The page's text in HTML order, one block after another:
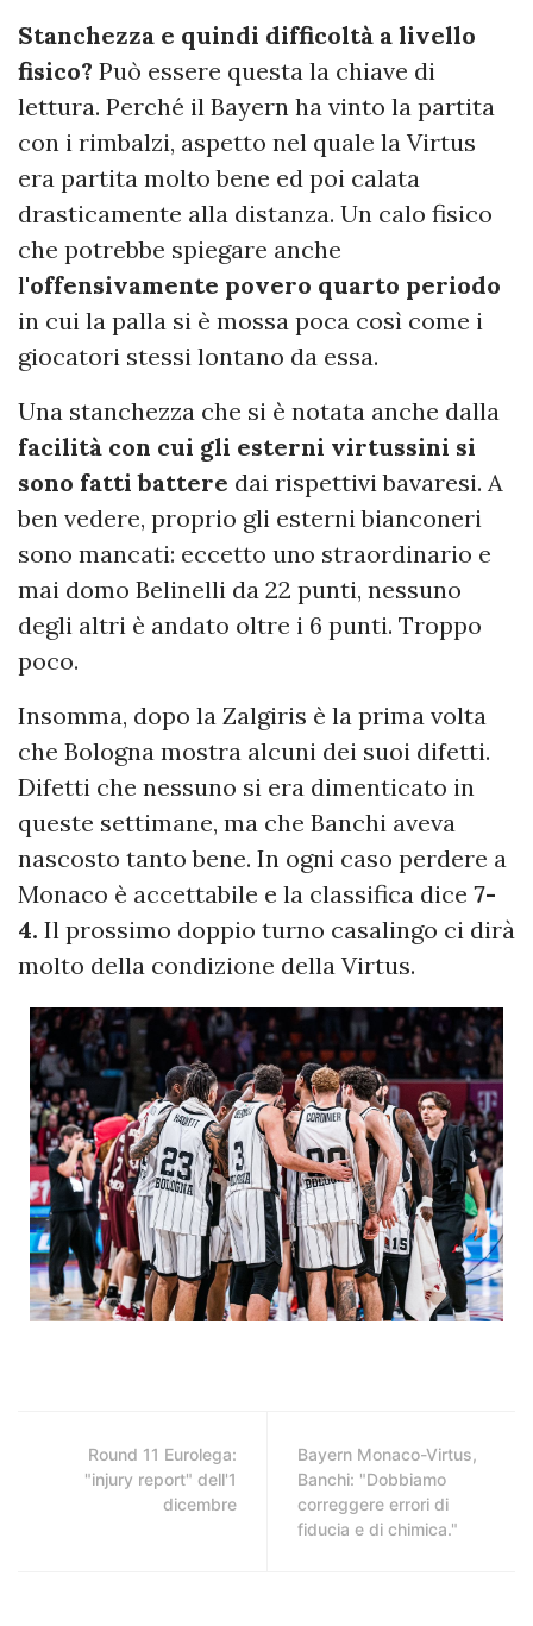
Stanchezza e quindi difficoltà a livello
fisico? Può essere questa la chiave di
lettura. Perché il Bayern ha vinto la partita
con i rimbalzi, aspetto nel quale la Virtus
era partita molto bene ed poi calata
drasticamente alla distanza. Un calo fisico
che potrebbe spiegare anche
l'offensivamente povero quarto periodo
in cui la palla si è mossa poca così come i
giocatori stessi lontano da essa.
Una stanchezza che si è notata anche dalla
facilità con cui gli esterni virtussini si
sono fatti battere dai rispettivi bavaresi. A
ben vedere, proprio gli esterni bianconeri
sono mancati: eccetto uno straordinario e
mai domo Belinelli da 22 punti, nessuno
degli altri è andato oltre i 6 punti. Troppo
poco.
Insomma, dopo la Zalgiris è la prima volta
che Bologna mostra alcuni dei suoi difetti.
Difetti che nessuno si era dimenticato in
queste settimane, ma che Banchi aveva
nascosto tanto bene. In ogni caso perdere a
Monaco è accettabile e la classifica dice 7-
4. Il prossimo doppio turno casalingo ci dirà
molto della condizione della Virtus.
Round 11 Eurolega:
"injury report" dell'1
dicembre
Bayern Monaco-Virtus,
Banchi: "Dobbiamo
correggere errori di
fiducia e di chimica."